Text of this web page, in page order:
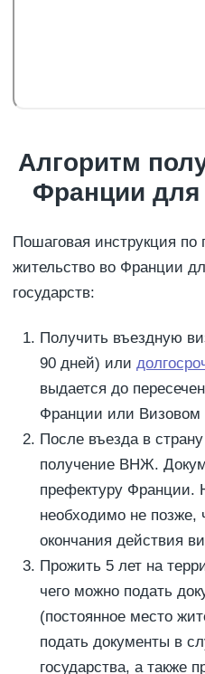
Алгоритм
Франции для
Пошаговая инструкция
жительство во Франции
государств:
Получить въездную
90 дней) или
выдается до
Франции или Визовом
После въезда в
получение ВНЖ.
префектуру Франции.
необходимо не позже,
окончания действия
Прожить 5 лет на
чего можно подать
(постоянное место
подать документы в
государства, а также